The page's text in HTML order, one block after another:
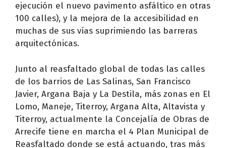
ejecución el nuevo pavimento asfáltico en otras
100 calles), y la mejora de la accesibilidad en
muchas de sus vías suprimiendo las barreras
arquitectónicas.
Junto al reasfaltado global de todas las calles
de los barrios de Las Salinas, San Francisco
Javier, Argana Baja y La Destila, más zonas en El
Lomo, Maneje, Titerroy, Argana Alta, Altavista y
Titerroy, actualmente la Concejalía de Obras de
Arrecife tiene en marcha el 4 Plan Municipal de
Reasfaltado donde se está actuando, tras más